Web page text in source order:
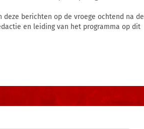
berichten op de vroege ochtend na de
en leiding van het programma op dit